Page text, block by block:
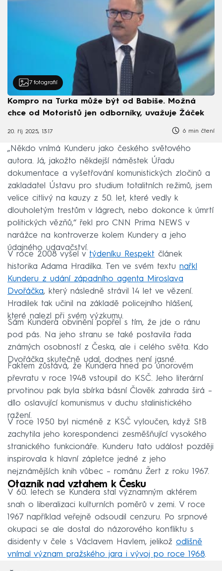
7 fotografií
Kompro na Turka může být od Babiše. Možná
chce od Motoristů jen odborníky, uvažuje Žáček
20. říj 2025, 13:17 6 min čtení
„Někdo vnímá Kunderu jako českého světového
autora. Já, jakožto někdejší náměstek Úřadu
dokumentace a vyšetřování komunistických zločinů a
zakladatel Ústavu pro studium totalitních režimů, jsem
velice citlivý na kauzy z 50. let, které vedly k
dlouholetým trestům v lágrech, nebo dokonce k úmrtí
politických vězňů,“ řekl pro CNN Prima NEWS v
narážce na kontroverze kolem Kundery a jeho
údajného udavačství.
V roce 2008 vyšel v týdeníku Respekt článek
historika Adama Hradilka. Ten ve svém textu nařkl
Kunderu z udání západního agenta Miroslava
Dvořáčka, který následně strávil 14 let ve vězení.
Hradilek tak učinil na základě policejního hlášení,
které nalezl při svém výzkumu.
Sám Kundera obvinění popřel s tím, že jde o ránu
pod pás. Na jeho stranu se také postavila řada
známých osobností z Česka, ale i celého světa. Kdo
Dvořáčka skutečně udal, dodnes není jasné.
Faktem zůstává, že Kundera hned po únorovém
převratu v roce 1948 vstoupil do KSČ. Jeho literární
prvotinou pak byla sbírka básní Člověk zahrada širá –
dílo oslavující komunismus v duchu stalinistického
ražení.
V roce 1950 byl nicméně z KSČ vyloučen, když StB
zachytila jeho korespondenci zesměšňující vysokého
stranického funkcionáře. Kunderu tato událost později
inspirovala k hlavní zápletce jedné z jeho
nejznámějších knih vůbec – románu Žert z roku 1967.
Otazník nad vztahem k Česku
V 60. letech se Kundera stal významným aktérem
snah o liberalizaci kulturních poměrů v zemi. V roce
1967 například veřejně odsoudil cenzuru. Po srpnové
okupaci se ale dostal do názorového konfliktu s
disidenty v čele s Václavem Havlem, jelikož odlišně
vnímal význam pražského jara i vývoj po roce 1968.